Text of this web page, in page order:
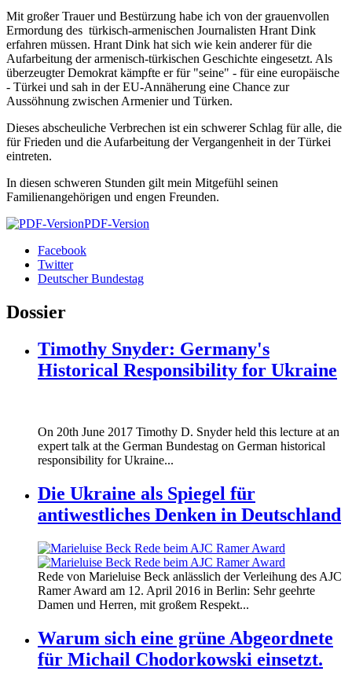
Mit großer Trauer und Bestürzung habe ich von der grauenvollen
Ermordung des türkisch-armenischen Journalisten Hrant Dink
erfahren müssen. Hrant Dink hat sich wie kein anderer für die
Aufarbeitung der armenisch-türkischen Geschichte eingesetzt. Als
überzeugter Demokrat kämpfte er für "seine" - für eine europäische
- Türkei und sah in der EU-Annäherung eine Chance zur
Aussöhnung zwischen Armenier und Türken.
Dieses abscheuliche Verbrechen ist ein schwerer Schlag für alle, die
für Frieden und die Aufarbeitung der Vergangenheit in der Türkei
eintreten.
In diesen schweren Stunden gilt mein Mitgefühl seinen
Familienangehörigen und engen Freunden.
PDF-Version
Facebook
Twitter
Deutscher Bundestag
Dossier
Timothy Snyder: Germany's
Historical Responsibility for Ukraine
On 20th June 2017 Timothy D. Snyder held this lecture at an
expert talk at the German Bundestag on German historical
responsibility for Ukraine...
Die Ukraine als Spiegel für
antiwestliches Denken in Deutschland
160412_ramer_award.jpg
160412_ramer_award.jpg
Rede von Marieluise Beck anlässlich der Verleihung des AJC
Ramer Award am 12. April 2016 in Berlin: Sehr geehrte
Damen und Herren, mit großem Respekt...
Warum sich eine grüne Abgeordnete
für Michail Chodorkowski einsetzt.